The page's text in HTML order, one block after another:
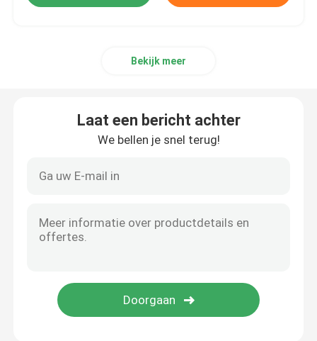
Bekijk meer
Laat een bericht achter
We bellen je snel terug!